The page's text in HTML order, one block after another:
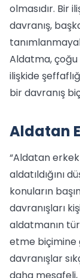
olmasıdır. Bir
davranış,
Aldatma,
ilişkide
bir davranış
Aldatan
“Aldatan
aldatıldığını
konuların
davranışları
aldatmanın
etme biçimine
davranışlar